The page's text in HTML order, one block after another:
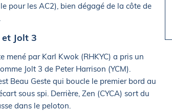
pour les AC2), bien dégagé de la côte de
Jolt 3
mené par Karl Kwok (RHKYC) a pris un
Jolt 3 de Peter Harrison (YCM).
Beau Geste qui boucle le premier bord au
sous spi. Derrière, Zen (CYCA) sort du
dans le peloton.